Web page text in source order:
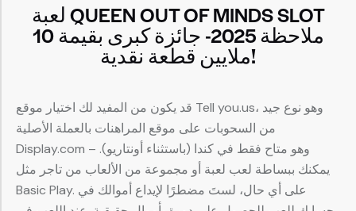
لعبة QUEEN OUT OF MINDS SLOT
ملاحظة 2025- جائزة كبرى بقيمة 10
ملايين قطعة نقدية!
قد يكون من المفيد لك اختيار موقع Tell you.us، وهو نوع جيد
من السحوبات على موقع المراهنات بالعملة الأصلية
Display.com – وهو متاح فقط في كندا (باستثناء أونتاريو).
يمكنك ببساطة لعب لعبة أو مجموعة من الألعاب من تاجر مثل
Basic Play. على أي حال، لستَ مضطرًا لإيداع أموالك في